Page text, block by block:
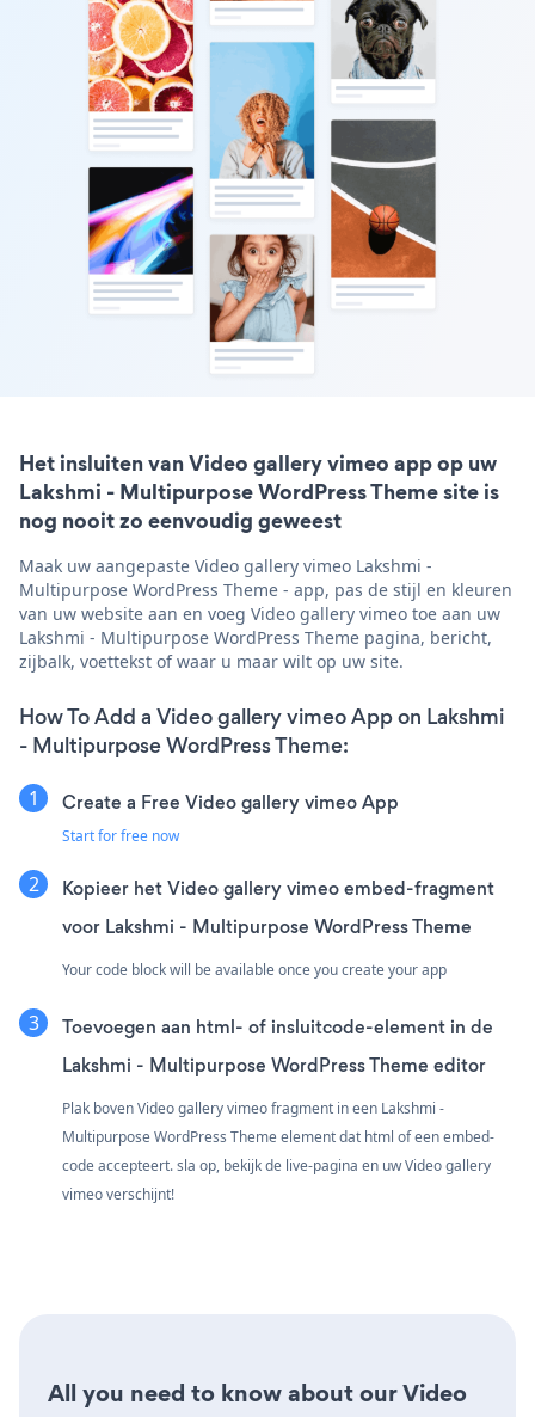
Het insluiten van Video gallery vimeo app op uw
Lakshmi - Multipurpose WordPress Theme site is
nog nooit zo eenvoudig geweest
Maak uw aangepaste Video gallery vimeo Lakshmi -
Multipurpose WordPress Theme - app, pas de stijl en kleuren
van uw website aan en voeg Video gallery vimeo toe aan uw
Lakshmi - Multipurpose WordPress Theme pagina, bericht,
zijbalk, voettekst of waar u maar wilt op uw site.
How To Add a Video gallery vimeo App on Lakshmi
- Multipurpose WordPress Theme:
Create a Free Video gallery vimeo App
Start for free now
Kopieer het Video gallery vimeo embed-fragment
voor Lakshmi - Multipurpose WordPress Theme
Your code block will be available once you create your app
Toevoegen aan html- of insluitcode-element in de
Lakshmi - Multipurpose WordPress Theme editor
Plak boven Video gallery vimeo fragment in een Lakshmi -
Multipurpose WordPress Theme element dat html of een embed-
code accepteert. sla op, bekijk de live-pagina en uw Video gallery
vimeo verschijnt!
All you need to know about our Video